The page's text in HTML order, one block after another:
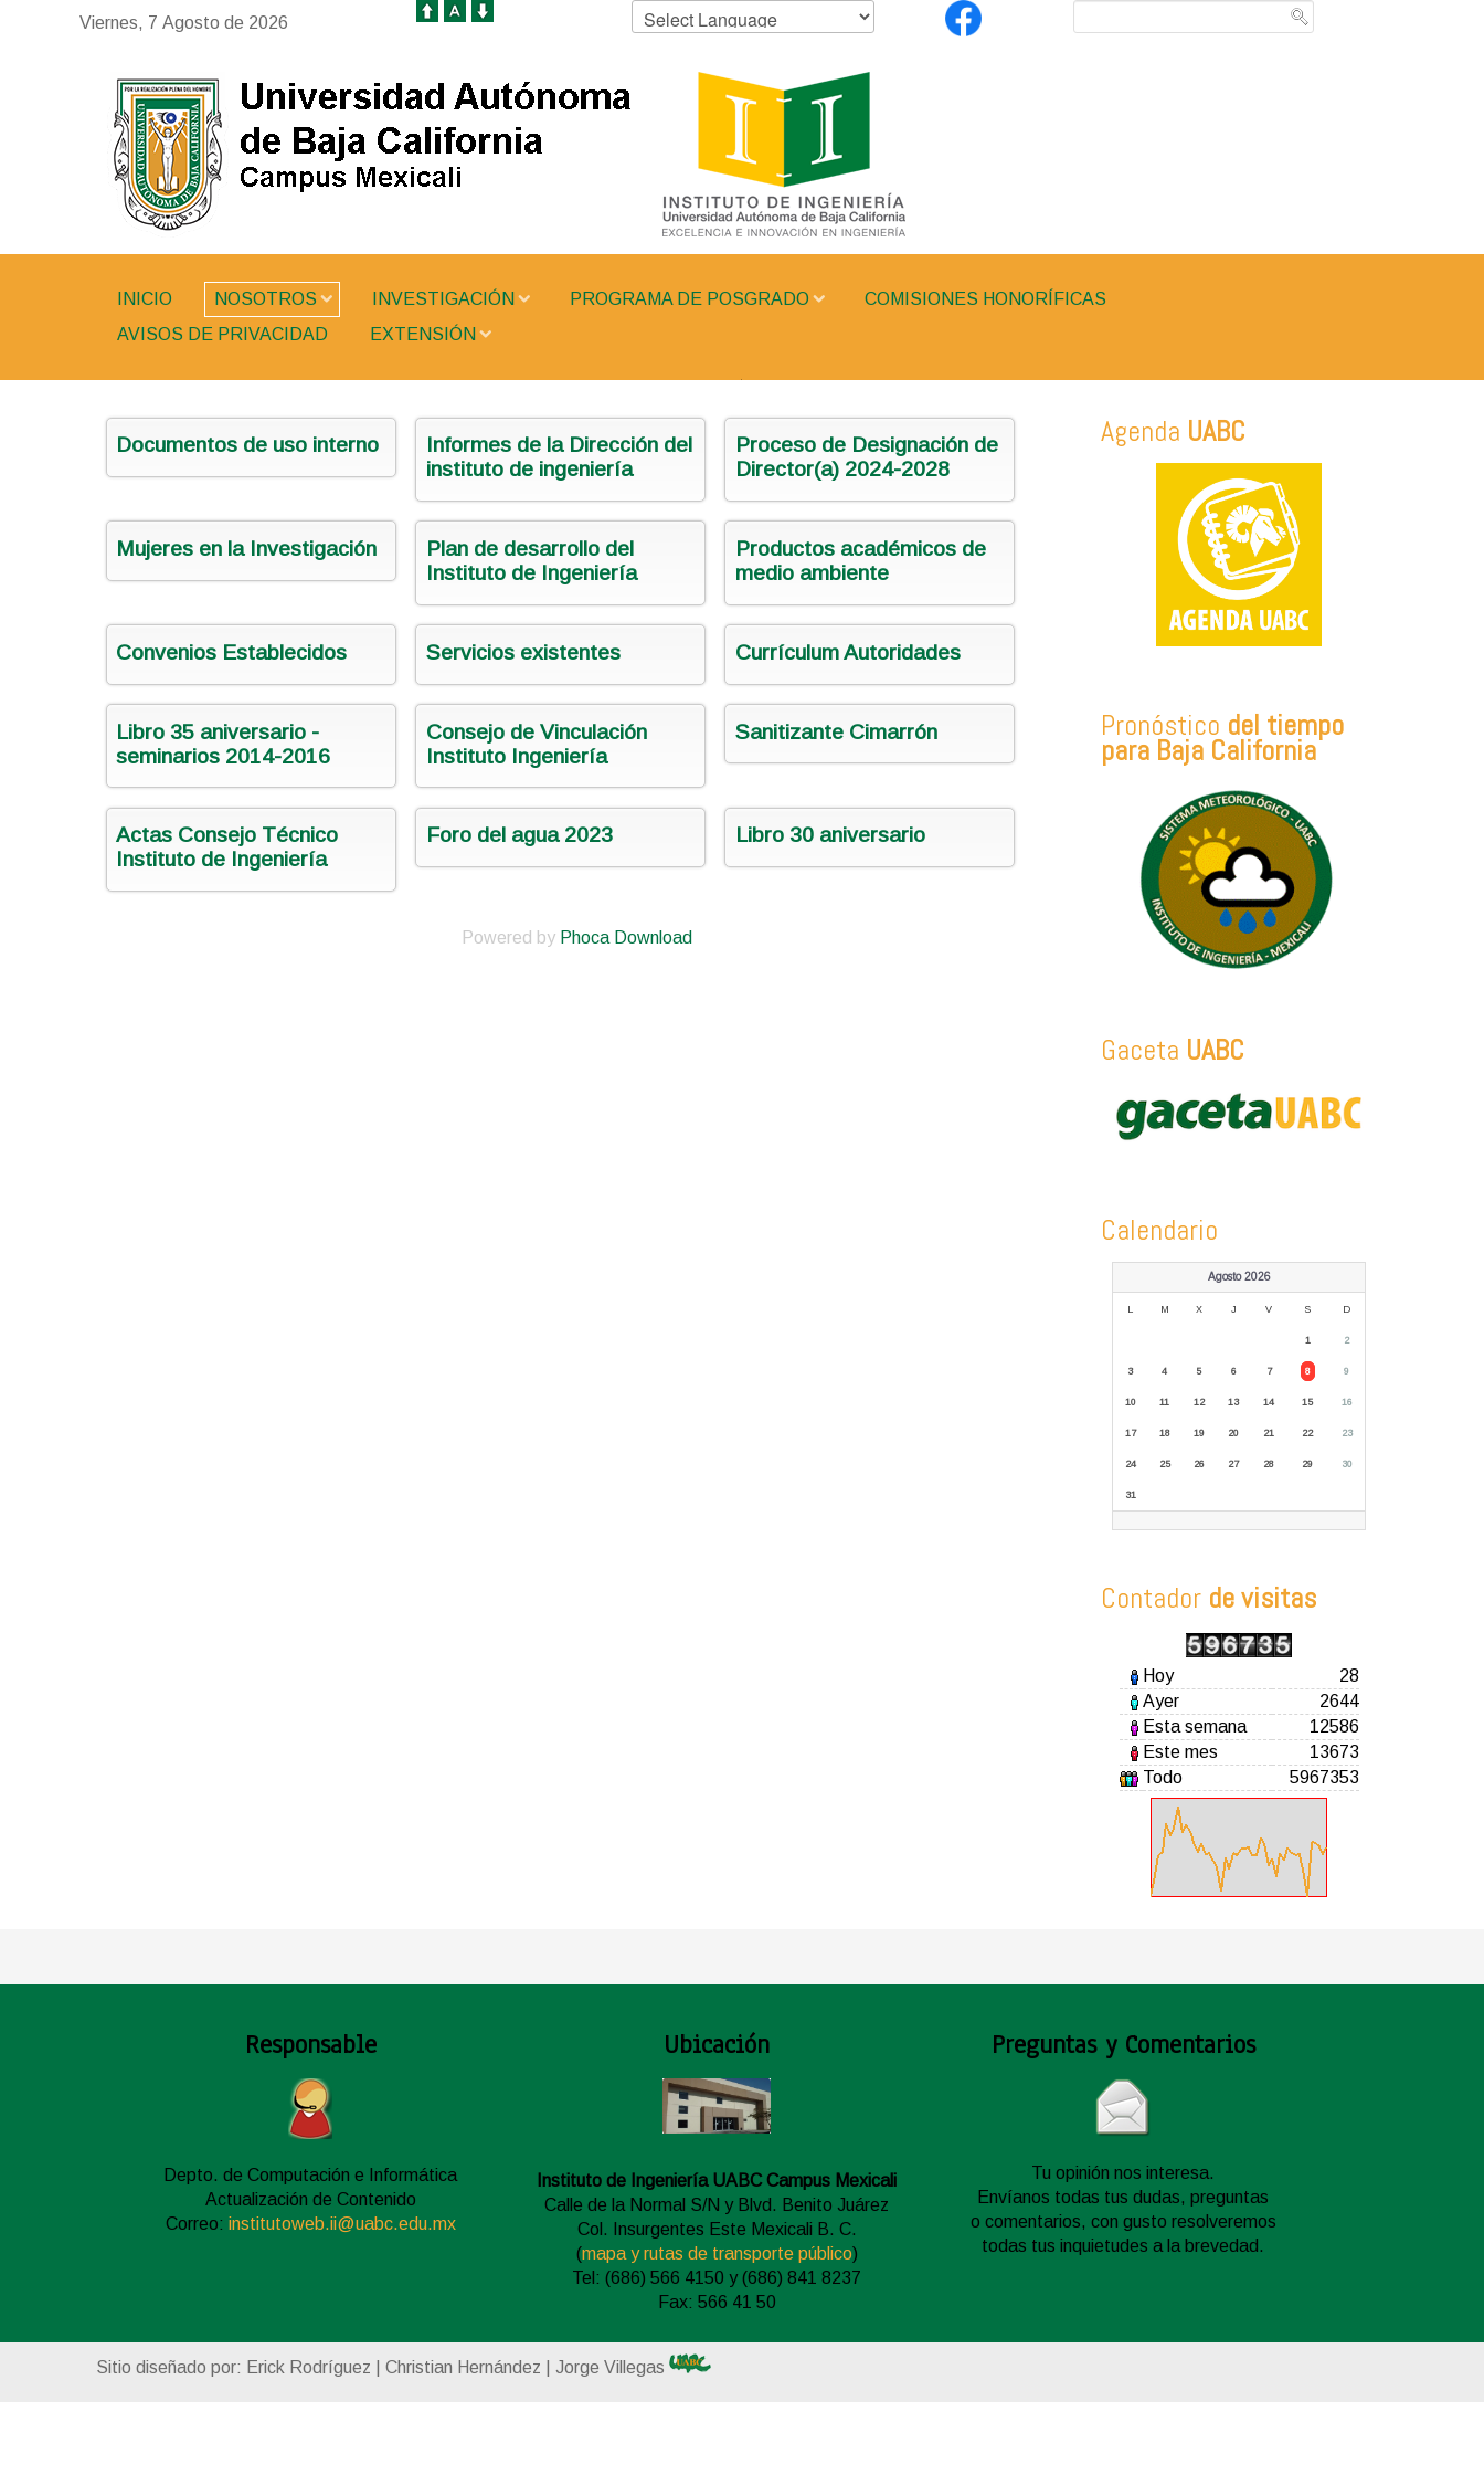
Viernes, 7 Agosto de 2026
INICIO NOSOTROS INVESTIGACIÓN PROGRAMA DE POSGRADO
COMISIONES HONORÍFICAS
AVISOS DE PRIVACIDAD
EXTENSIÓN
Documentos de uso interno
Informes de la Dirección del
instituto de ingeniería
Proceso de Designación de
Director(a) 2024-2028
Mujeres en la Investigación
Plan de desarrollo del
Instituto de Ingeniería
Productos académicos de
medio ambiente
Convenios Establecidos Servicios existentes Currículum Autoridades
Libro 35 aniversario -
seminarios 2014-2016
Consejo de Vinculación
Instituto Ingeniería
Sanitizante Cimarrón
Actas Consejo Técnico
Instituto de Ingeniería
Foro del agua 2023 Libro 30 aniversario
Powered by Phoca Download
Agenda UABC
Pronóstico del tiempo
para Baja California
Gaceta UABC
Calendario
Agosto 2026
L M X J V S D
1 2
3 4 5 6 7 8 9
10 11 12 13 14 15 16
17 18 19 20 21 22 23
24 25 26 27 28 29 30
31
Contador de visitas
Hoy
28
Ayer
2644
Esta semana
12586
Este mes
13673
Todo
5967353
Responsable
Depto. de Computación e Informática
Actualización de Contenido
Correo: institutoweb.ii@uabc.edu.mx
Ubicación
Instituto de Ingeniería UABC Campus Mexicali
Calle de la Normal S/N y Blvd. Benito Juárez
Col. Insurgentes Este Mexicali B. C.
(mapa y rutas de transporte público)
Tel: (686) 566 4150 y (686) 841 8237
Fax: 566 41 50
Preguntas y Comentarios
Tu opinión nos interesa.
Envíanos todas tus dudas, preguntas
o comentarios, con gusto resolveremos
todas tus inquietudes a la brevedad.
Sitio diseñado por: Erick Rodríguez | Christian Hernández | Jorge Villegas